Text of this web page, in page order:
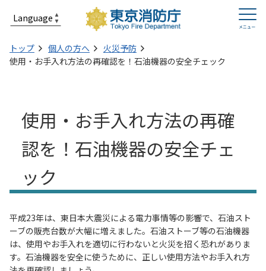
トップ 個人の方へ
火災予防
使用・お手入れ方法の再確認を！石油機器の安全チェック
使用・お手入れ方法の再確
認を！石油機器の安全チェ
ック
平成23年は、東日本大震災による電力事情等の影響で、石油スト
ーブの販売台数が大幅に増えました。石油ストーブ等の石油機器
は、使用やお手入れを適切に行わないと火災を招く恐れがありま
す。石油機器を安全に使うために、正しい使用方法やお手入れ方